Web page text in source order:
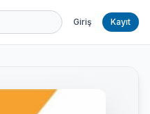
Giriş Kayıt